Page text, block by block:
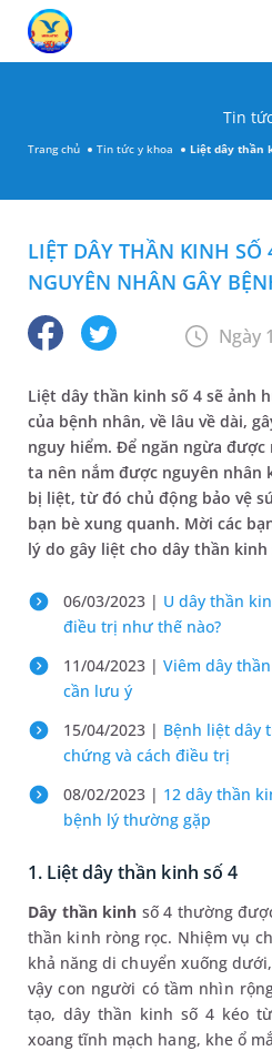
Tin tức
Trang chủ Tin tức y khoa Liệt dây thần
LIỆT DÂY THẦN KINH
NGUYÊN NHÂN GÂY
Ngày
Liệt dây thần kinh số 4 sẽ ảnh
của bệnh nhân, về lâu về dài,
nguy hiểm. Để ngăn ngừa được
ta nên nắm được nguyên nhân
bị liệt, từ đó chủ động bảo vệ
bạn bè xung quanh. Mời các
lý do gây liệt cho dây thần
06/03/2023 | U dây thần
điều trị như thế nào?
11/04/2023 | Viêm dây
cần lưu ý
15/04/2023 | Bệnh liệt dây
chứng và cách điều trị
08/02/2023 | 12 dây thần
bệnh lý thường gặp
1. Liệt dây thần kinh số 4
Dây thần kinh số 4 thường
thần kinh ròng rọc. Nhiệm vụ
khả năng di chuyển xuống
vậy con người có tầm nhìn
tạo, dây thần kinh số 4 kéo
xoang tĩnh mạch hang, khe ổ